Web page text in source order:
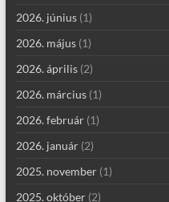
2026. június(1)
2026. május(1)
2026. április(2)
2026. március(1)
2026. február(1)
2026. január(2)
2025. november(1)
2025. október(2)